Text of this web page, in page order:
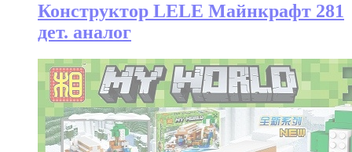
Конструктор LELE Майнкрафт 281
дет. аналог